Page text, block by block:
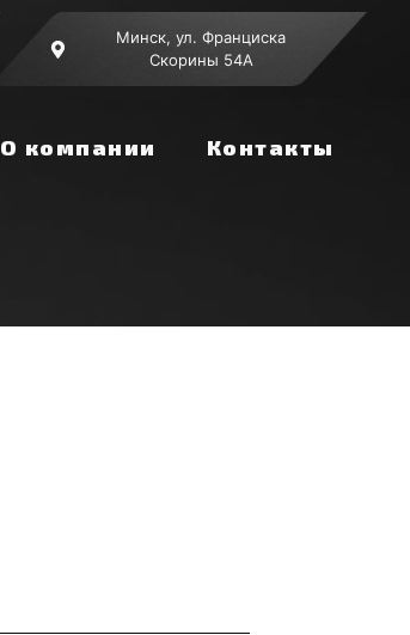
Минск, ул. Франциска
Скорины 54А
О компании Контакты